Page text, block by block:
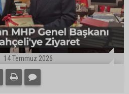
14 Temmuz 2026